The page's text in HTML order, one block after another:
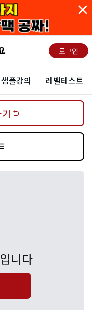
로그인
샘플강의 레벨테스트
니다